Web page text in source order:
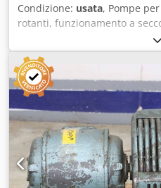
Condizione: usata, Pompe
rotanti, funzionamento a
Eofx Ak Dowa Pompa per
3.100 Anno di costruzione:
Portata volumetrica a 50 Hz:
kW Livello sonoro a 50 Hz:
Ispezione video online
Telegram Disponibile a
Emskirchen/Norimberga -
prova